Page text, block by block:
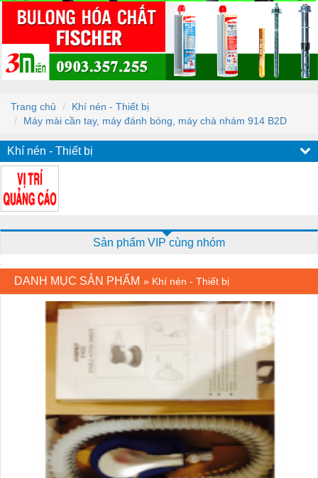
Trang chủ
Khí nén - Thiết bị
Máy mài cần tay, máy đánh bóng, máy chà nhám 914 B2D
Khí nén - Thiết bị
Sản phẩm VIP cùng nhóm
DANH MỤC SẢN PHẨM » Khí nén - Thiết bị